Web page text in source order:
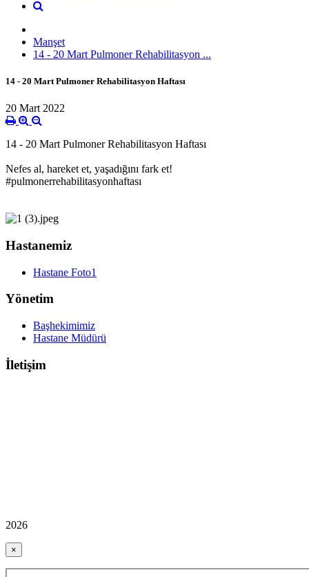
Manşet
14 - 20 Mart Pulmoner Rehabilitasyon ...
14 - 20 Mart Pulmoner Rehabilitasyon Haftası
20 Mart 2022
14 - 20 Mart Pulmoner Rehabilitasyon Haftası
Nefes al, hareket et, yaşadığını fark et!
#pulmonerrehabilitasyonhaftası
Hastanemiz
Hastane Foto1
Yönetim
Başhekimimiz
Hastane Müdürü
İletişim
2026
×